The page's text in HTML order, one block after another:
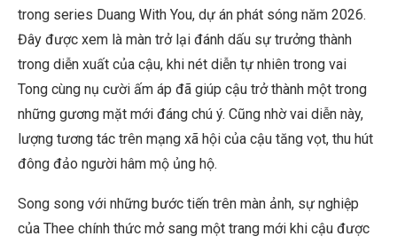
trong series Duang With You, dự án phát sóng năm 2026.
Đây được xem là màn trở lại đánh dấu sự trưởng thành
trong diễn xuất của cậu, khi nét diễn tự nhiên trong vai
Tong cùng nụ cười ấm áp đã giúp cậu trở thành một trong
những gương mặt mới đáng chú ý. Cũng nhờ vai diễn này,
lượng tương tác trên mạng xã hội của cậu tăng vọt, thu hút
đông đảo người hâm mộ ủng hộ.
Song song với những bước tiến trên màn ảnh, sự nghiệp
của Thee chính thức mở sang một trang mới khi cậu được